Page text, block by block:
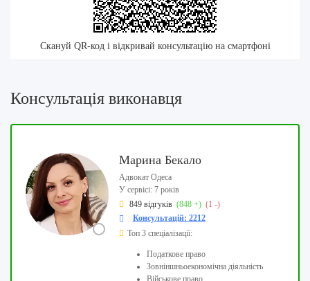
Скануй QR-код і відкривай консультацію на смартфоні
Консультація виконавця
Марина Бекало
Адвокат Одеса
У сервісі: 7 років
849 відгуків (848 +) (1 -)
Консультацій: 2212
Топ 3 спеціалізації:
Податкове право
Зовніншньоекономічна діяльність
Військове право